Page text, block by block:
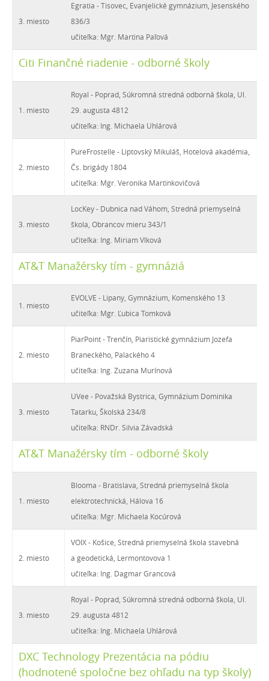
3. miesto
Egratia - Tisovec, Evanjelické gymnázium, Jesenského
836/3
učiteľka: Mgr. Martina Paľová
Citi Finančné riadenie - odborné školy
1. miesto
Royal - Poprad, Súkromná stredná odborná škola, Ul.
29. augusta 4812
učiteľka: Ing. Michaela Uhlárová
2. miesto
PureFrostelle - Liptovský Mikuláš, Hotelová akadémia,
Čs. brigády 1804
učiteľka: Mgr. Veronika Martinkovičová
3. miesto
LocKey - Dubnica nad Váhom, Stredná priemyselná
škola, Obrancov mieru 343/1
učiteľka: Ing. Miriam Vlková
AT&T Manažérsky tím - gymnáziá
1. miesto
EVOLVE - Lipany, Gymnázium, Komenského 13
učiteľka: Mgr. Ľubica Tomková
2. miesto
PiarPoint - Trenčín, Piaristické gymnázium Jozefa
Braneckého, Palackého 4
učiteľka: Ing. Zuzana Murínová
3. miesto
UVee - Považská Bystrica, Gymnázium Dominika
Tatarku, Školská 234/8
učiteľka: RNDr. Silvia Závadská
AT&T Manažérsky tím - odborné školy
1. miesto
Blooma - Bratislava, Stredná priemyselná škola
elektrotechnická, Hálova 16
učiteľka: Mgr. Michaela Kocúrová
2. miesto
VOIX - Košice, Stredná priemyselná škola stavebná
a geodetická, Lermontovova 1
učiteľka: Ing. Dagmar Grancová
3. miesto
Royal - Poprad, Súkromná stredná odborná škola, Ul.
29. augusta 4812
učiteľka: Ing. Michaela Uhlárová
DXC Technology Prezentácia na pódiu
(hodnotené spoločne bez ohľadu na typ školy)